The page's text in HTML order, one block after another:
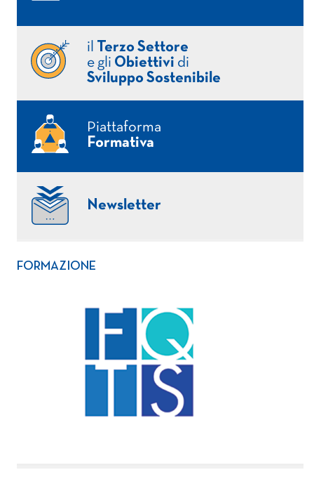
il
Terzo Settore
e gli Obiettivi di
Sviluppo Sostenibile
Piattaforma
Formativa
Newsletter
FORMAZIONE